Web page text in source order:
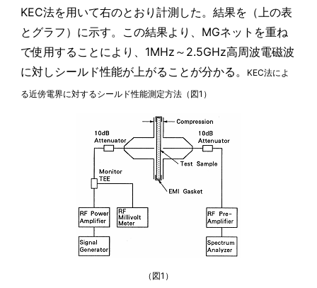
KEC法を用いて右のとおり計測した。結果を（上の表
とグラフ）に示す。この結果より、MGネットを重ね
で使用することにより、1MHz～2.5GHz高周波電磁波
に対しシールド性能が上がることが分かる。
KEC法によ
る近傍電界に対するシールド性能測定方法（図1）
（図1）